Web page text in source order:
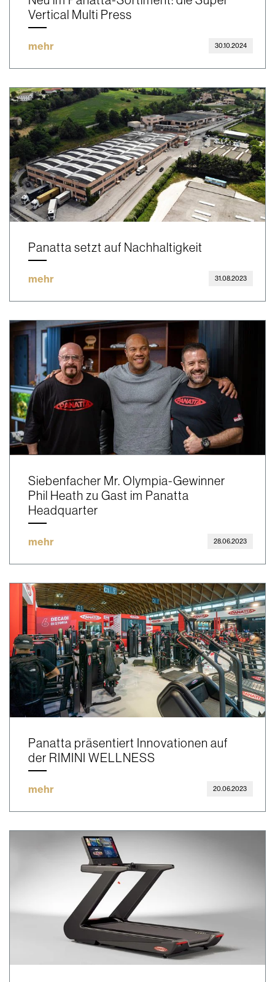
Vertical Multi Press
mehr 30.10.2024
Panatta setzt auf Nachhaltigkeit
mehr 31.08.2023
Siebenfacher Mr. Olympia-Gewinner
Phil Heath zu Gast im Panatta
Headquarter
mehr 28.06.2023
Panatta präsentiert Innovationen auf
der RIMINI WELLNESS
mehr 20.06.2023